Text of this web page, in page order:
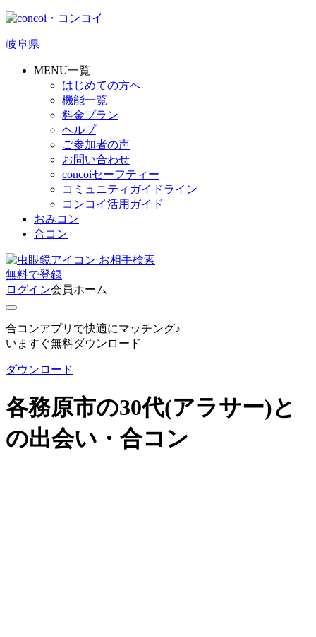
岐阜県
MENU一覧
はじめての方へ
機能一覧
料金プラン
ヘルプ
ご参加者の声
お問い合わせ
concoiセーフティー
コミュニティガイドライン
コンコイ活用ガイド
おみコン
合コン
お相手検索
無料で登録
ログイン会員ホーム
合コンアプリで快適にマッチング♪
いますぐ無料ダウンロード
ダウンロード
各務原市の30代(アラサー)と
の出会い・合コン